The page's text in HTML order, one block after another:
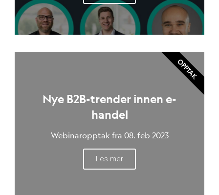
Nye B2B-trender innen e-
handel
Webinaropptak fra 08. feb 2023
Les mer
OPPTAK